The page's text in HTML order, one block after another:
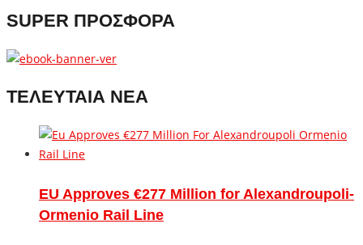
SUPER ΠΡΟΣΦΟΡΑ
ΤΕΛΕΥΤΑΙΑ ΝΕΑ
EU Approves €277 Million for Alexandroupoli-
Ormenio Rail Line